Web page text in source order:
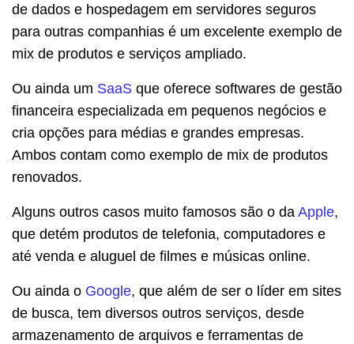
de dados e hospedagem em servidores seguros
para outras companhias é um excelente exemplo de
mix de produtos e serviços ampliado.
Ou ainda um SaaS que oferece softwares de gestão
financeira especializada em pequenos negócios e
cria opções para médias e grandes empresas.
Ambos contam como exemplo de mix de produtos
renovados.
Alguns outros casos muito famosos são o da Apple,
que detém produtos de telefonia, computadores e
até venda e aluguel de filmes e músicas online.
Ou ainda o Google, que além de ser o líder em sites
de busca, tem diversos outros serviços, desde
armazenamento de arquivos e ferramentas de